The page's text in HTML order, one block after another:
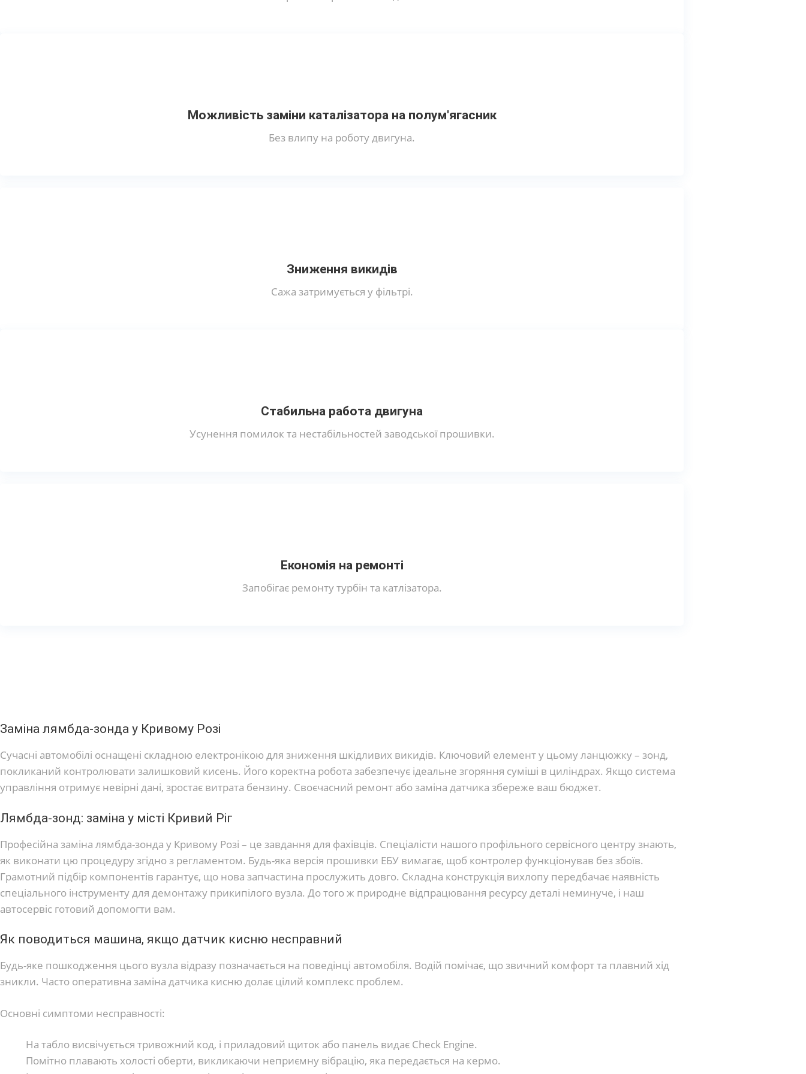
Можливість заміни каталізатора на полум'ягасник
Без влипу на роботу двигуна.
Зниження викидів
Сажа затримується у фільтрі.
Стабильна работа двигуна
Усунення помилок та нестабільностей заводської прошивки.
Економія на ремонті
Запобігає ремонту турбін та катлізатора.
Заміна лямбда-зонда у Кривому Розі
Сучасні автомобілі оснащені складною електронікою для зниження шкідливих викидів. Ключовий елемент у цьому ланцюжку – зонд,
покликаний контролювати залишковий кисень. Його коректна робота забезпечує ідеальне згоряння суміші в циліндрах. Якщо система
управління отримує невірні дані, зростає витрата бензину. Своєчасний ремонт або заміна датчика збереже ваш бюджет.
Лямбда-зонд: заміна у місті Кривий Ріг
Професійна заміна лямбда-зонда у Кривому Розі – це завдання для фахівців. Спеціалісти нашого профільного сервісного центру знають,
як виконати цю процедуру згідно з регламентом. Будь-яка версія прошивки ЕБУ вимагає, щоб контролер функціонував без збоїв.
Грамотний підбір компонентів гарантує, що нова запчастина прослужить довго. Складна конструкція вихлопу передбачає наявність
спеціального інструменту для демонтажу прикипілого вузла. До того ж природне відпрацювання ресурсу деталі неминуче, і наш
автосервіс готовий допомогти вам.
Як поводиться машина, якщо датчик кисню несправний
Будь-яке пошкодження цього вузла відразу позначається на поведінці автомобіля. Водій помічає, що звичний комфорт та плавний хід
зникли. Часто оперативна заміна датчика кисню долає цілий комплекс проблем.
Основні симптоми несправності:
На табло висвічується тривожний код, і приладовий щиток або панель видає Check Engine.
Помітно плавають холості оберти, викликаючи неприємну вібрацію, яка передається на кермо.